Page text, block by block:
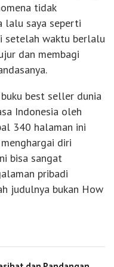
tidak
lalu saya seperti
setelah waktu berlalu
dan membagi
best seller dunia
Indonesia oleh
340 halaman ini
diri
bisa sangat
pribadi
judulnya bukan How